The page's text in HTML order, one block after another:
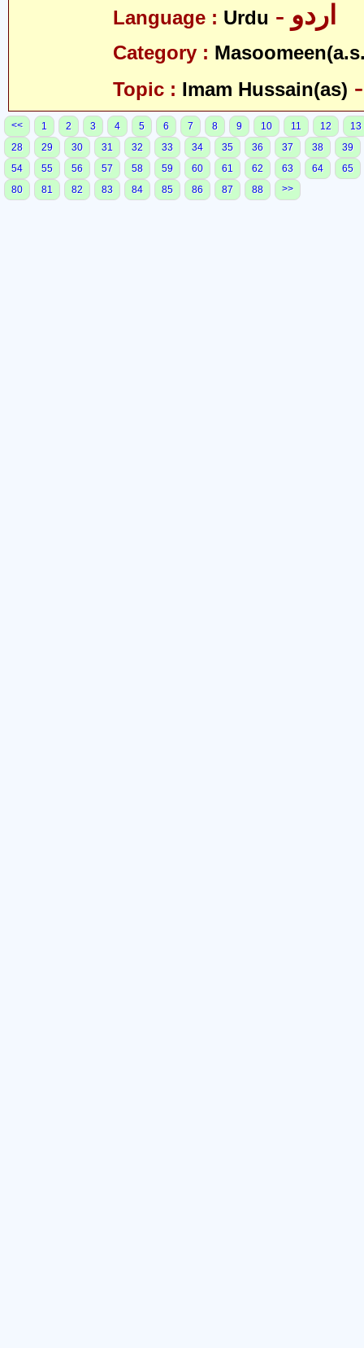
Language : Urdu - اردو
Category :
Topic : Imam Hussain(as)
<< 1 2 3 4 5 6 7 8 9 10 11 12
13
28
29 30 31 32 33 34 35 36 37 38
39
54
55 56 57 58 59 60 61 62 63 64
65
80
81 82 83 84 85 86 87 88 >>